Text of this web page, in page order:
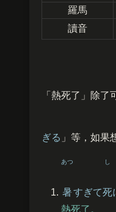
羅馬
讀音
「熱死了」除了
ぎる 」等，如果
暑
あつ
すぎて死
し
熱死了。